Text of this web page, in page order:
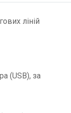
ліній
(USB), за